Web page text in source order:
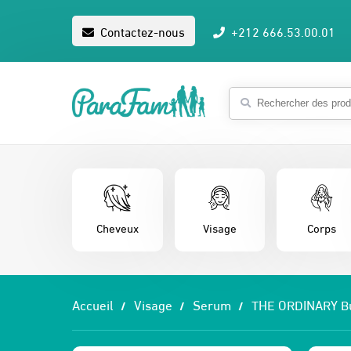
Contactez-nous +212 666.53.00.01
Cheveux Visage Corps
Accueil Visage Serum THE ORDINARY